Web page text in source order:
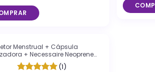
OFFMenstrual + Cápsula
+ Necessaire Neoprene
(1)